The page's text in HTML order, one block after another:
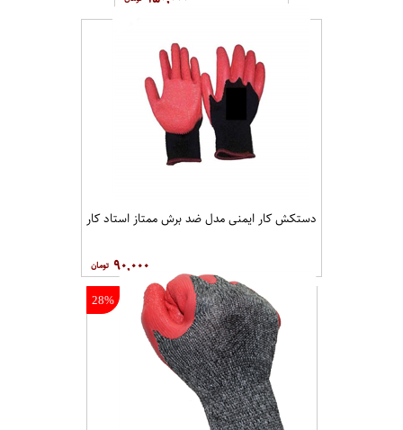
۱۱۰,۰۰۰
دستکش کار ایمنی ارگون
پاکستانی
۱۵۰,۰۰۰
دستکش کار ایمنی مدل ضد برش ممتاز استاد کار